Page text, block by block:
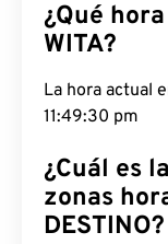
¿Qué
WITA?
La hora actual
11:49:31 pm
¿Cuál es
zonas
DESTINO?